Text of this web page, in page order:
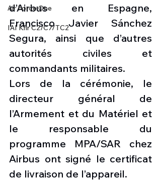
Air Force One
IAI Kfir C2/C7/TC2
d’Airbus en Espagne,
Francisco Javier Sánchez
Segura, ainsi que d’autres
autorités civiles et
commandants militaires.
Lors de la cérémonie, le
directeur général de
l’Armement et du Matériel et
le responsable du
programme MPA/SAR chez
Airbus ont signé le certificat
de livraison de l’appareil.